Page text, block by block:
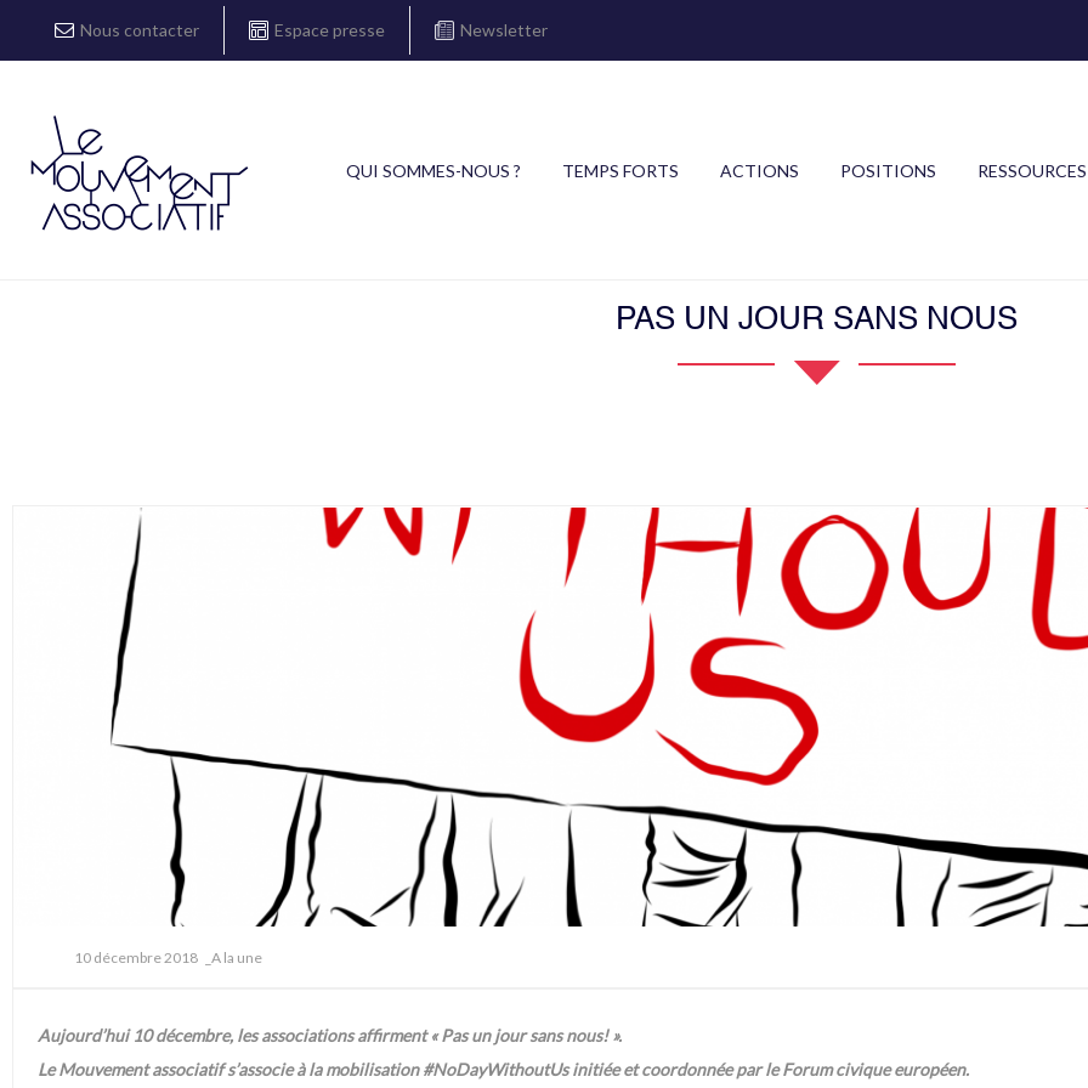
Nous contacter Espace presse Newsletter
QUI SOMMES-NOUS ? TEMPS FORTS ACTIONS POSITIONS RESSOURCES
PAS UN JOUR SANS NOUS
10 décembre 2018 _A la une
Aujourd’hui 10 décembre, les associations affirment « Pas un jour sans nous! ».
Le Mouvement associatif s’associe à la mobilisation #NoDayWithoutUs initiée et coordonnée par le Forum civique européen.